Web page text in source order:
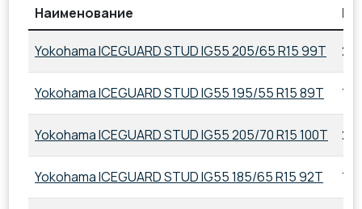
Наименование
Yokohama ICEGUARD STUD IG55 205/65 R15 99T
Yokohama ICEGUARD STUD IG55 195/55 R15 89T
Yokohama ICEGUARD STUD IG55 205/70 R15 100T
Yokohama ICEGUARD STUD IG55 185/65 R15 92T